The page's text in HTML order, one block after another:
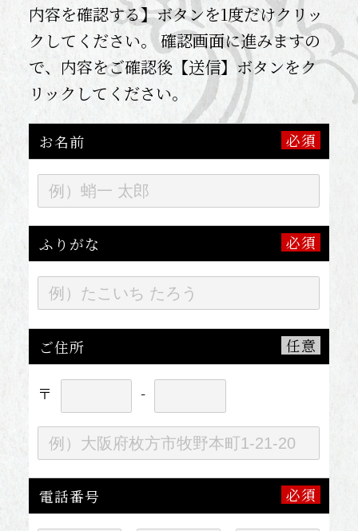
内容を確認する】ボタンを1度だけクリッ
クしてください。 確認画面に進みますの
で、内容をご確認後【送信】ボタンをク
リックしてください。
お名前
ふりがな
ご住所
〒 -
電話番号